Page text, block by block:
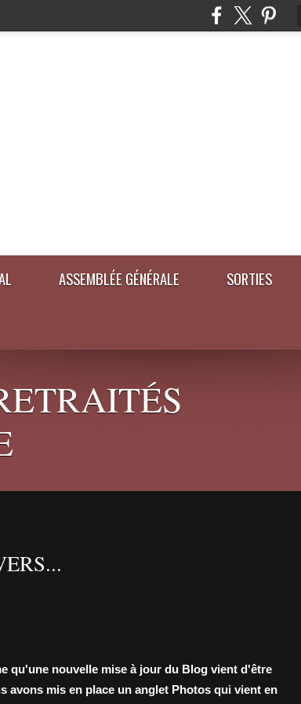
ASSEMBLÉE GÉNÉRALE SORTIES
qu'une nouvelle mise à jour du Blog vient d'être
avons mis en place un anglet Photos qui vient en